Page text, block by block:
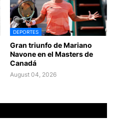
DEPORTES
Gran triunfo de Mariano
Navone en el Masters de
Canadá
August 04, 2026